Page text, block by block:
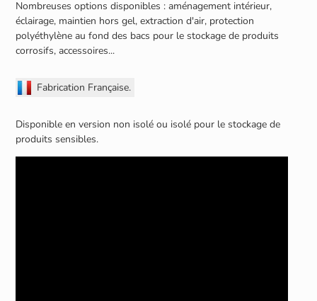
Nombreuses options disponibles : aménagement intérieur,
éclairage, maintien hors gel, extraction d'air, protection
polyéthylène au fond des bacs pour le stockage de produits
corrosifs, accessoires...
Fabrication Française.
Disponible en version non isolé ou isolé pour le stockage de
produits sensibles.